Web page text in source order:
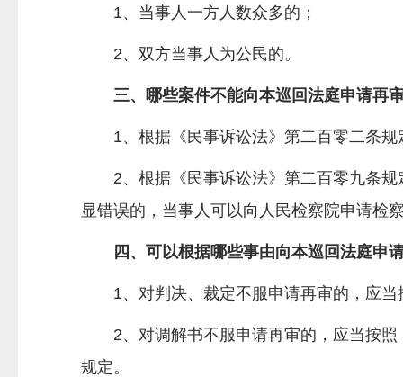
1、当事人一方人数众多的；
2、双方当事人为公民的。
三、哪些案件不能向本巡回法庭申请再
1、根据《民事诉讼法》第二百零二条
2、根据《民事诉讼法》第二百零九条
显错误的，当事人可以向人民检察院申请检
四、可以根据哪些事由向本巡回法庭申
1、对判决、裁定不服申请再审的，应
2、对调解书不服申请再审的，应当按
规定。